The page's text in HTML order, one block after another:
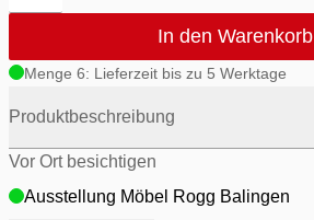
In den Warenkorb
Menge 6: Lieferzeit bis zu 5 Werktage
Produktbeschreibung
Vor Ort besichtigen
Ausstellung Möbel Rogg Balingen